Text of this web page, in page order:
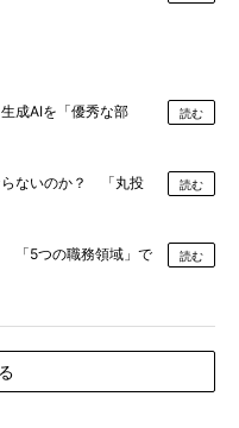
成AIを「優秀な部
読む
らないのか？ 「丸投
読む
「5つの職務領域」で
読む